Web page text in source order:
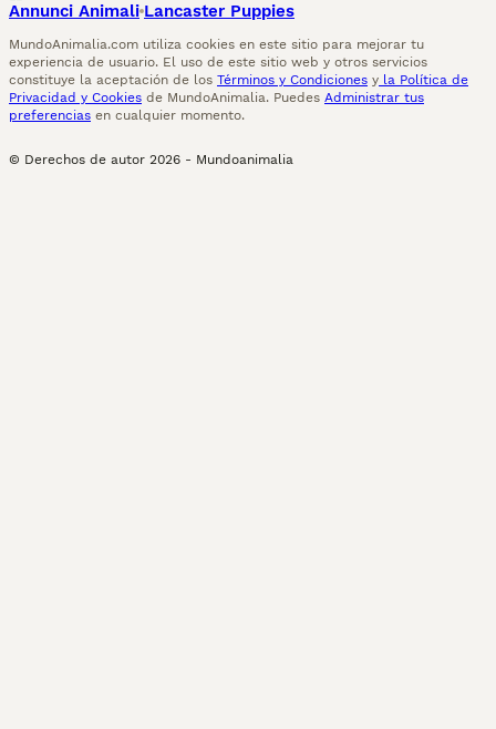
Annunci Animali Lancaster Puppies
MundoAnimalia.com utiliza cookies en este sitio para mejorar tu
experiencia de usuario. El uso de este sitio web y otros servicios
constituye la aceptación de los Términos y Condiciones y la Política de
Privacidad y Cookies de MundoAnimalia. Puedes Administrar tus
preferencias en cualquier momento.
© Derechos de autor 2026 - Mundoanimalia